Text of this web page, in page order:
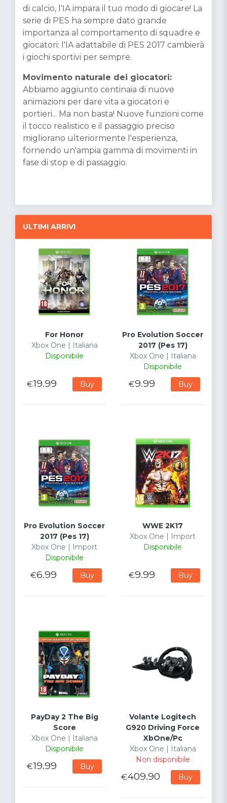
di calcio, l'IA impara il tuo modo di giocare! La
serie di PES ha sempre dato grande
importanza al comportamento di squadre e
giocatori: l'IA adattabile di PES 2017 cambierà
i giochi sportivi per sempre.
Movimento naturale dei giocatori:
Abbiamo aggiunto centinaia di nuove
animazioni per dare vita a giocatori e
portieri... Ma non basta! Nuove funzioni come
il tocco realistico e il passaggio preciso
migliorano ulteriormente l'esperienza,
fornendo un'ampia gamma di movimenti in
fase di stop e di passaggio.
ULTIMI ARRIVI
For Honor
Xbox One | Italiana
Disponibile
€19.99 Buy
Pro Evolution Soccer
2017 (Pes 17)
Xbox One | Italiana
Disponibile
€9.99 Buy
Pro Evolution Soccer
2017 (Pes 17)
Xbox One | Import
Disponibile
€6.99 Buy
WWE 2K17
Xbox One | Import
Disponibile
€9.99 Buy
PayDay 2 The Big
Score
Xbox One | Italiana
Disponibile
€19.99 Buy
Volante Logitech
G920 Driving Force
XbOne/Pc
Xbox One | Italiana
Non disponibile
€409.90 Buy